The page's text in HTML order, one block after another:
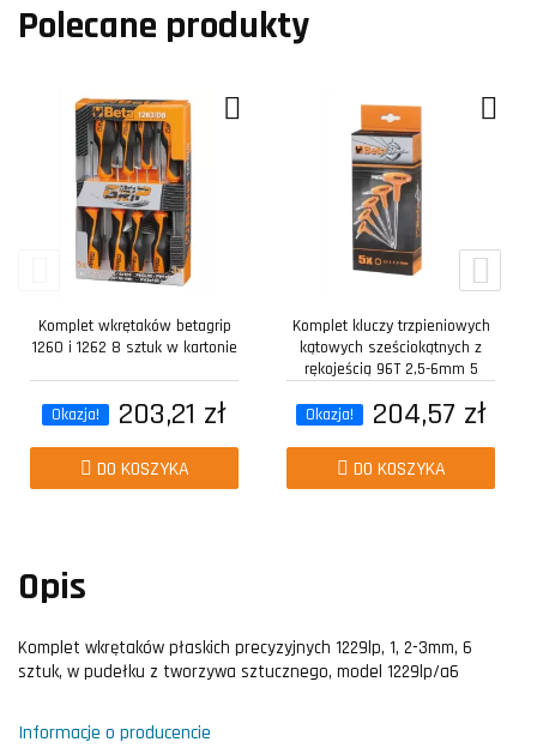
Polecane produkty
Komplet wkrętaków betagrip
1260 i 1262 8 sztuk w kartonie
Okazja! 203,21 zł
DO KOSZYKA
Komplet kluczy trzpieniowych
kątowych sześciokątnych z
rękojeścią 96T 2,5-6mm 5
Okazja!
204,57 zł
DO KOSZYKA
Opis
Komplet wkrętaków płaskich precyzyjnych 1229lp, 1, 2-3mm, 6
sztuk, w pudełku z tworzywa sztucznego, model 1229lp/a6
Informacje o producencie